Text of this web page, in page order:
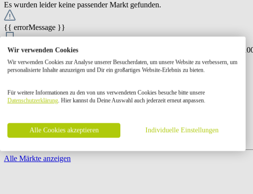
Es wurden leider keine passender Markt gefunden.
{{ errorMessage }}
{{ Math.round(store.extensions.neti_store_pickup_distance.distance * 100) /
{{ store.label }}
{{ store.street }} {{ store.streetNumber }}
{{ store.zipCode }} {{ store.city }}
Öffnungszeiten:
Seite {{ pagination.page }} von {{ pagination.pageCount }}
Alle Märkte anzeigen
Wir verwenden Cookies
Wir verwenden Cookies zur Analyse unserer Besucherdaten, um unsere Website zu verbessern, um
personalisierte Inhalte anzuzeigen und Dir ein großartiges Website-Erlebnis zu bieten.
Für weitere Informationen zu den von uns verwendeten Cookies besuche bitte unsere
Datenschutzerklärung. Hier kannst du Deine Auswahl auch jederzeit erneut anpassen.
Alle Cookies akzeptieren Individuelle Einstellungen